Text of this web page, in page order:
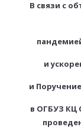
В связи с
и
и
в ОГБУЗ КЦ